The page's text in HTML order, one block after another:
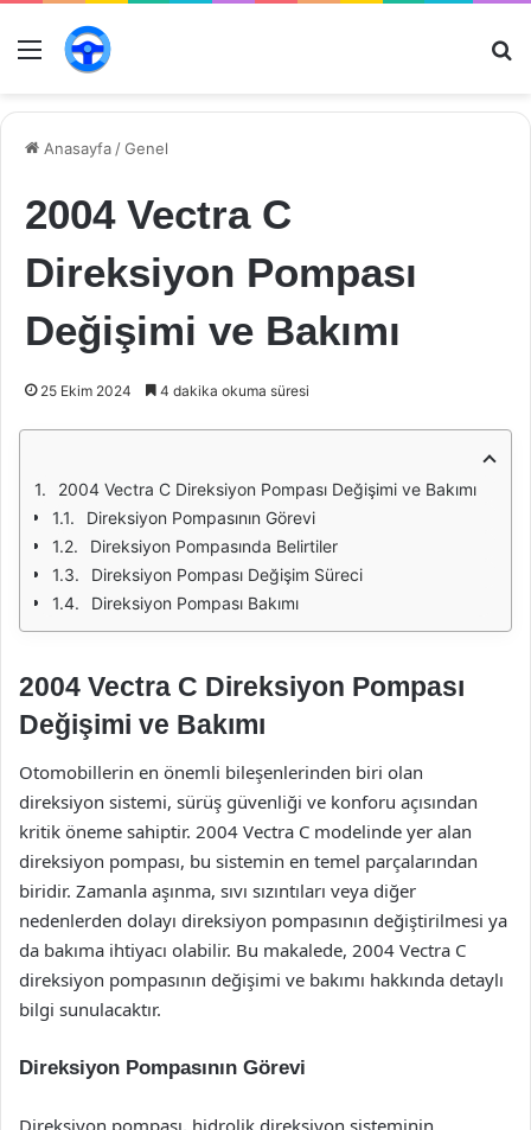
Menü
Anasayfa /Genel
2004 Vectra C
Direksiyon Pompası
Değişimi ve Bakımı
25 Ekim 2024 4 dakika okuma süresi
2004 Vectra C Direksiyon Pompası Değişimi ve Bakımı
Direksiyon Pompasının Görevi
Direksiyon Pompasında Belirtiler
Direksiyon Pompası Değişim Süreci
Direksiyon Pompası Bakımı
2004 Vectra C Direksiyon Pompası
Değişimi ve Bakımı
Otomobillerin en önemli bileşenlerinden biri olan
direksiyon sistemi, sürüş güvenliği ve konforu açısından
kritik öneme sahiptir. 2004 Vectra C modelinde yer alan
direksiyon pompası, bu sistemin en temel parçalarından
biridir. Zamanla aşınma, sıvı sızıntıları veya diğer
nedenlerden dolayı direksiyon pompasının değiştirilmesi ya
da bakıma ihtiyacı olabilir. Bu makalede, 2004 Vectra C
direksiyon pompasının değişimi ve bakımı hakkında detaylı
bilgi sunulacaktır.
Direksiyon Pompasının Görevi
Direksiyon pompası, hidrolik direksiyon sisteminin